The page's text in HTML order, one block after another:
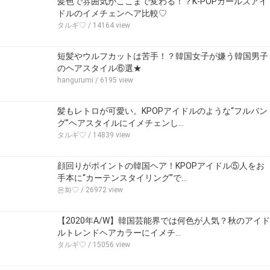
ドルのイメチェンヘア比較♡
タルギ♡ / 14164 view
短髪やウルフカットは苦手！？韓国女子が嫌う韓国男子
のヘアスタイル⑥選★
hangurumi / 6195 view
髪もレトロが可愛い。KPOPアイドルのような“フルバン
グ”ヘアスタイルにイメチェンし…
タルギ♡ / 14839 view
顔回りがポイントの韓国ヘア！KPOPアイドル⑤人をお
手本に“カーテンスタイリング”で…
은화♡ / 26972 view
【2020年A/W】韓国芸能界では何色が人気？秋のアイド
ルトレンドヘアカラーにイメチ…
タルギ♡ / 15056 view